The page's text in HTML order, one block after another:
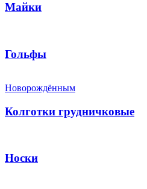
Майки
Гольфы
Новорождённым
Колготки грудничковые
Носки